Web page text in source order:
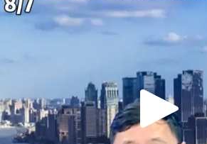
Play
Video